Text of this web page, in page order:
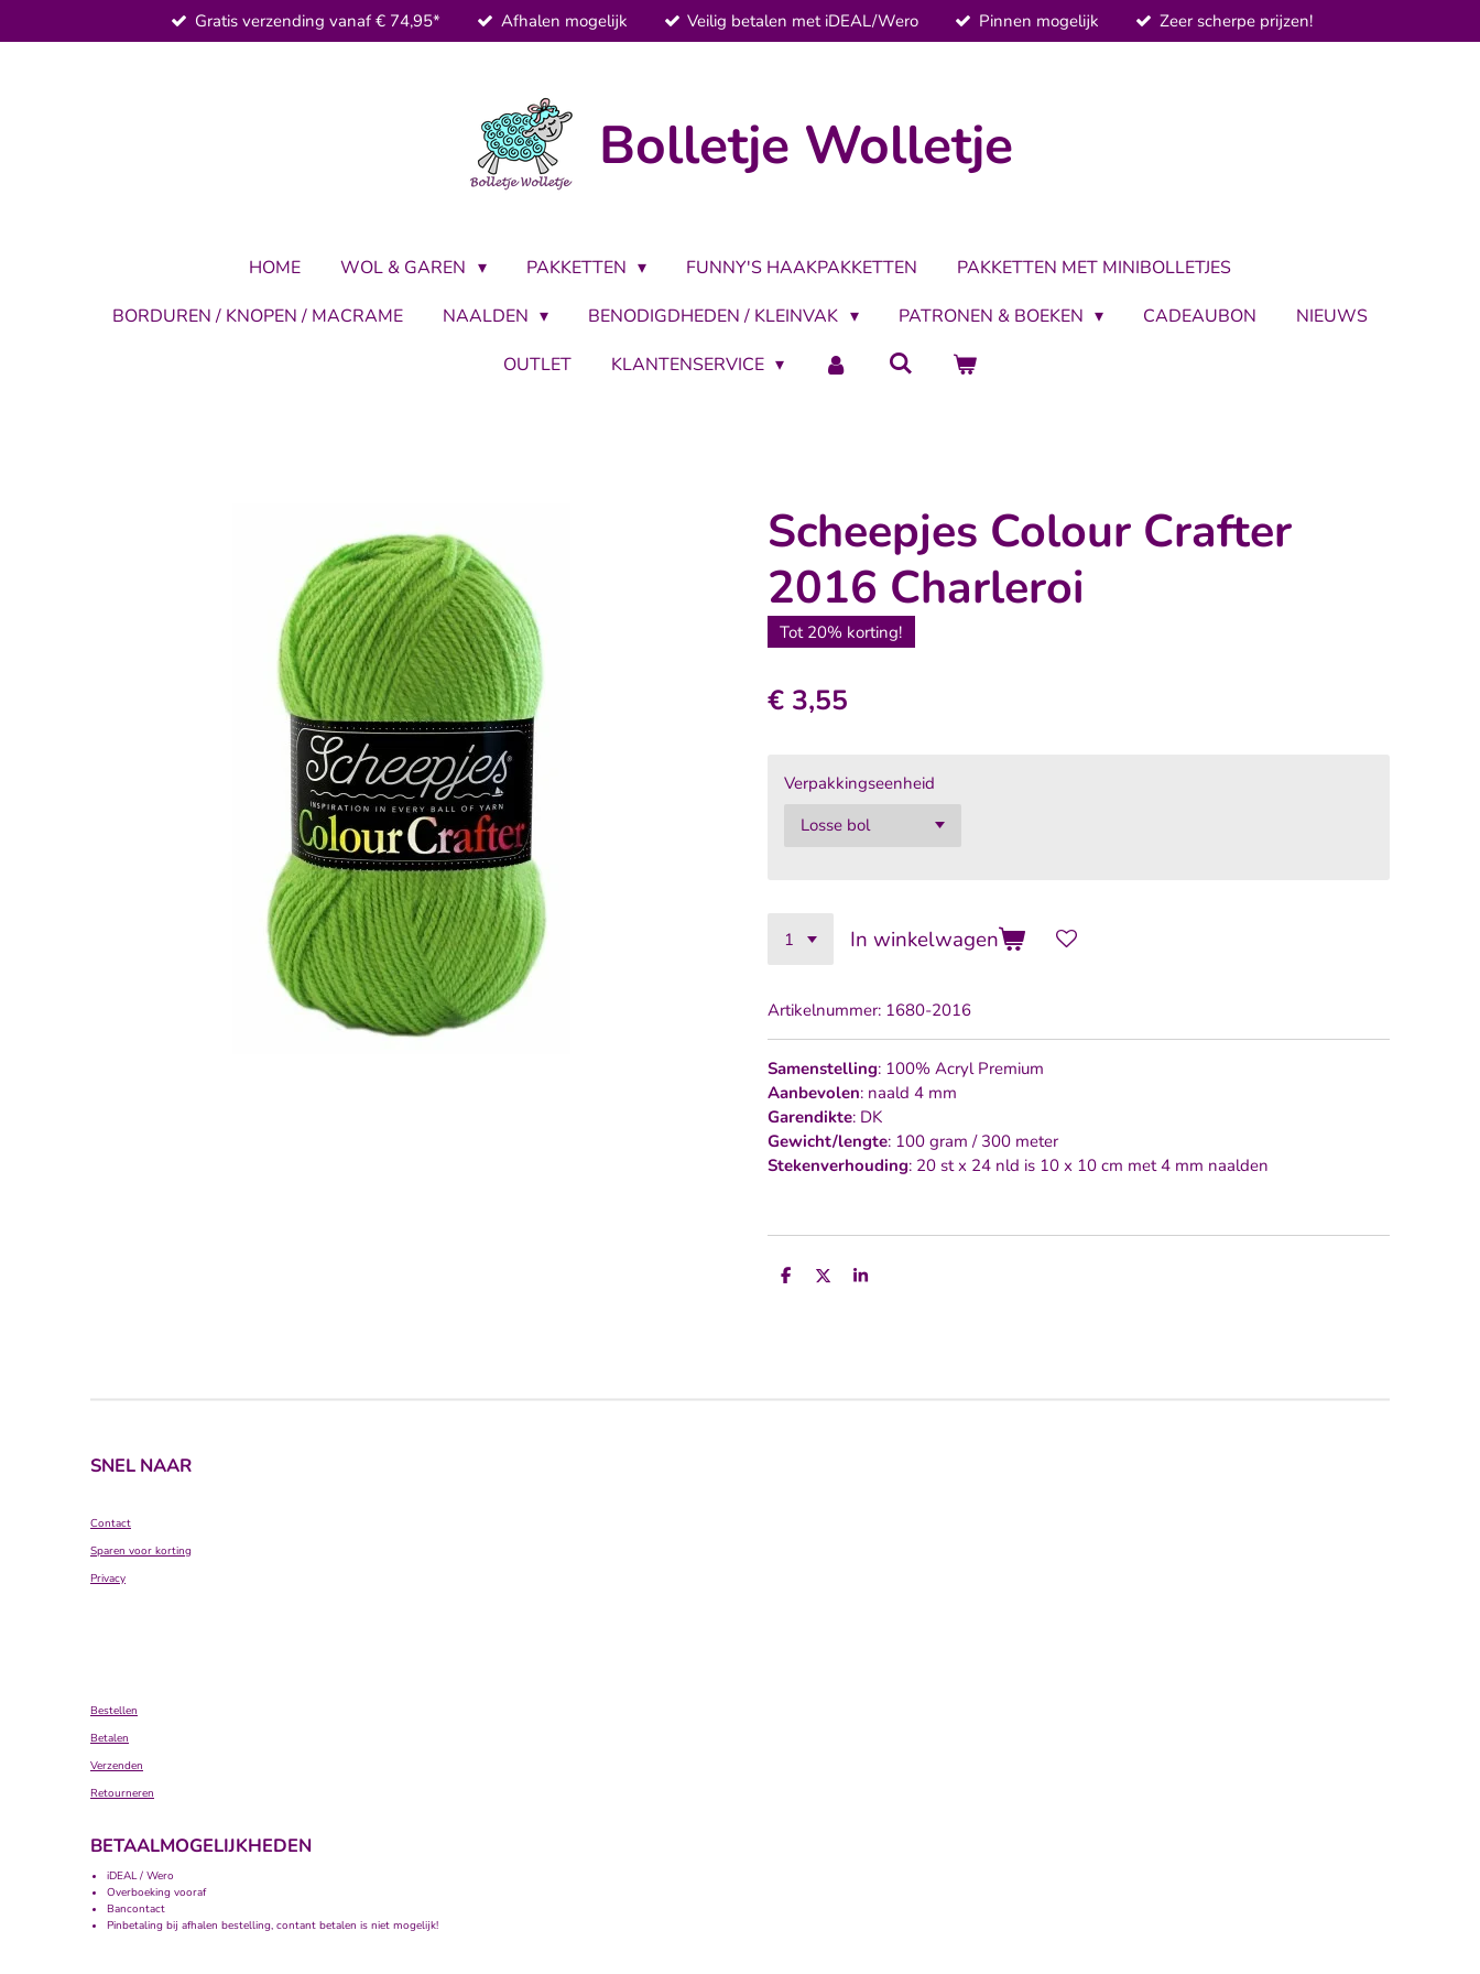
direct
Gratis verzending vanaf € 74,95* Afhalen mogelijk Veilig betalen met iDEAL/Wero Pinnen mogelijk Zeer scherpe prijzen!
Bolletje Wolletje
HOME WOL & GAREN PAKKETTEN FUNNY'S HAAKPAKKETTEN
PAKKETTEN MET MINIBOLLETJES
BORDUREN / KNOPEN / MACRAME
NAALDEN BENODIGDHEDEN / KLEINVAK PATRONEN & BOEKEN CADEAUBON
NIEUWS
OUTLET
KLANTENSERVICE
Scheepjes Colour Crafter
2016 Charleroi
Tot 20% korting!
€ 3,55
Verpakkingseenheid
In winkelwagen
Artikelnummer: 1680-2016
Samenstelling: 100% Acryl Premium
Aanbevolen: naald 4 mm
Garendikte: DK
Gewicht/lengte: 100 gram / 300 meter
Stekenverhouding: 20 st x 24 nld is 10 x 10 cm met 4 mm naalden
D
D
S
SNEL NAAR
Contact
Sparen voor korting
Privacy
Bestellen
Betalen
Verzenden
Retourneren
BETAALMOGELIJKHEDEN
iDEAL / Wero
Overboeking vooraf
Bancontact
Pinbetaling bij afhalen bestelling, contant betalen is niet mogelijk!